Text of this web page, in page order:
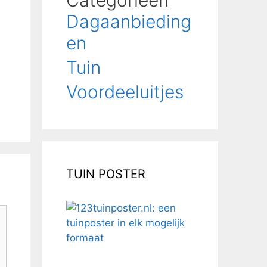
Dagaanbieding
en
Tuin
Voordeeluitjes
TUIN POSTER